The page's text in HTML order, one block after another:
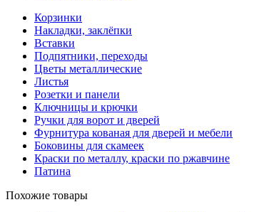
Корзинки
Накладки, заклёпки
Вставки
Подпятники, переходы
Цветы металлические
Листья
Розетки и панели
Ключницы и крючки
Ручки для ворот и дверей
Фурнитура кованая для дверей и мебели
Боковины для скамеек
Краски по металлу, краски по ржавчине
Патина
Похожие товары